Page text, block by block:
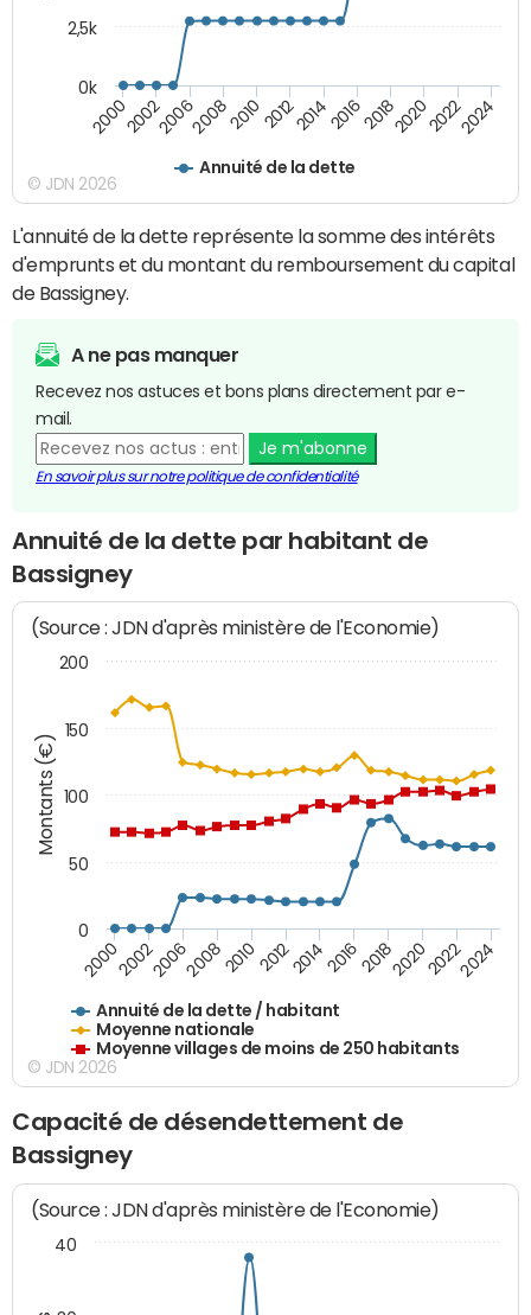
Annuité de la dette
200020022006200820102012201420162018202020222024
0k
2,5k
© JDN 2026
L'annuité de la dette représente la somme des intérêts
d'emprunts et du montant du remboursement du capital
de Bassigney.
A ne pas manquer
Recevez nos astuces et bons plans directement par e-
mail.
Je m'abonne
En savoir plus sur notre politique de confidentialité
Annuité de la dette par habitant de
Bassigney
Montants (€)
(Source : JDN d'après ministère de l'Economie)
Annuité de la dette / habitant
Moyenne nationale
Moyenne villages de moins de 250 habitants
200020022006200820102012201420162018202020222024
0
50
100
150
200
© JDN 2026
Capacité de désendettement de
Bassigney
(Source : JDN d'après ministère de l'Economie)
40